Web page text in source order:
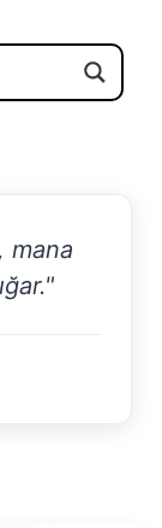
mana